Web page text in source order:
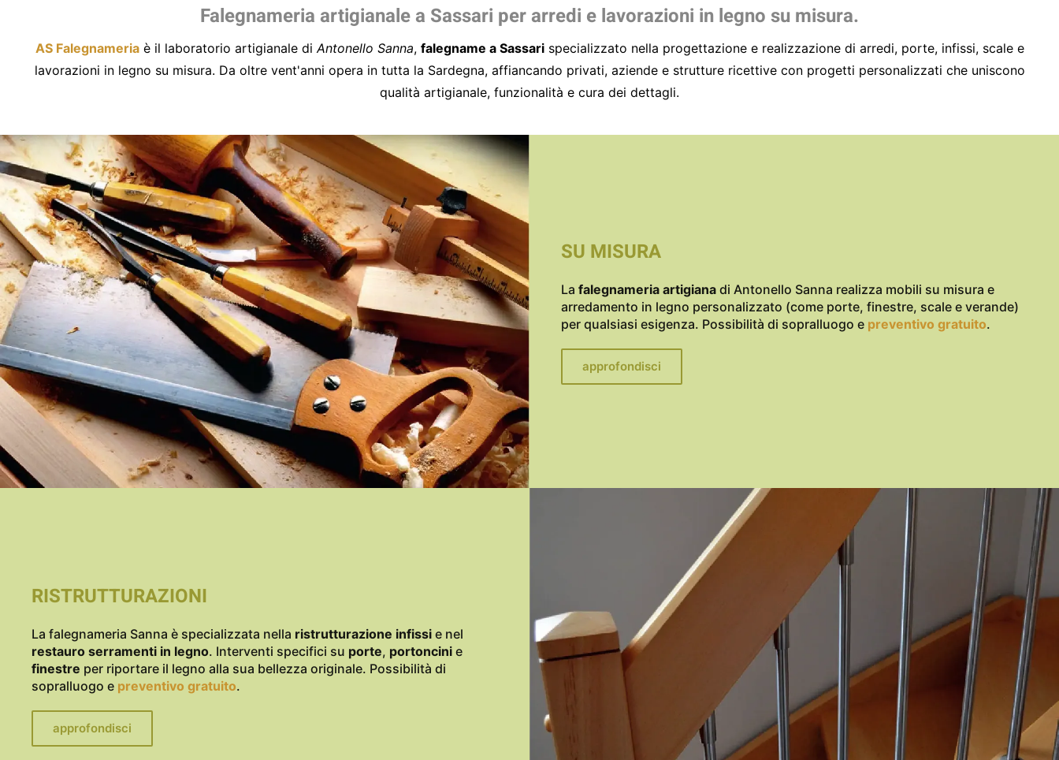
Falegnameria artigianale a Sassari per arredi e lavorazioni in legno su misura.
AS Falegnameriaè il laboratorio artigianale diAntonello Sanna, falegname a Sassarispecializzato nella progettazione e realizzazione di arredi, porte, infissi, scale e
lavorazioni in legno su misura. Da oltre vent'anni opera in tutta la Sardegna, affiancando privati, aziende e strutture ricettive con progetti personalizzati che uniscono
qualità artigianale, funzionalità e cura dei dettagli.
SU MISURA
La falegnameria artigiana di Antonello Sanna realizza mobili su misura e
arredamento in legno personalizzato (come porte, finestre, scale e verande)
per qualsiasi esigenza. Possibilità di sopralluogo e preventivo gratuito.
approfondisci
RISTRUTTURAZIONI
La falegnameria Sanna è specializzata nella ristrutturazione infissi e nel
restauro serramenti in legno. Interventi specifici su porte, portoncini e
finestre per riportare il legno alla sua bellezza originale. Possibilità di
sopralluogo e preventivo gratuito.
approfondisci